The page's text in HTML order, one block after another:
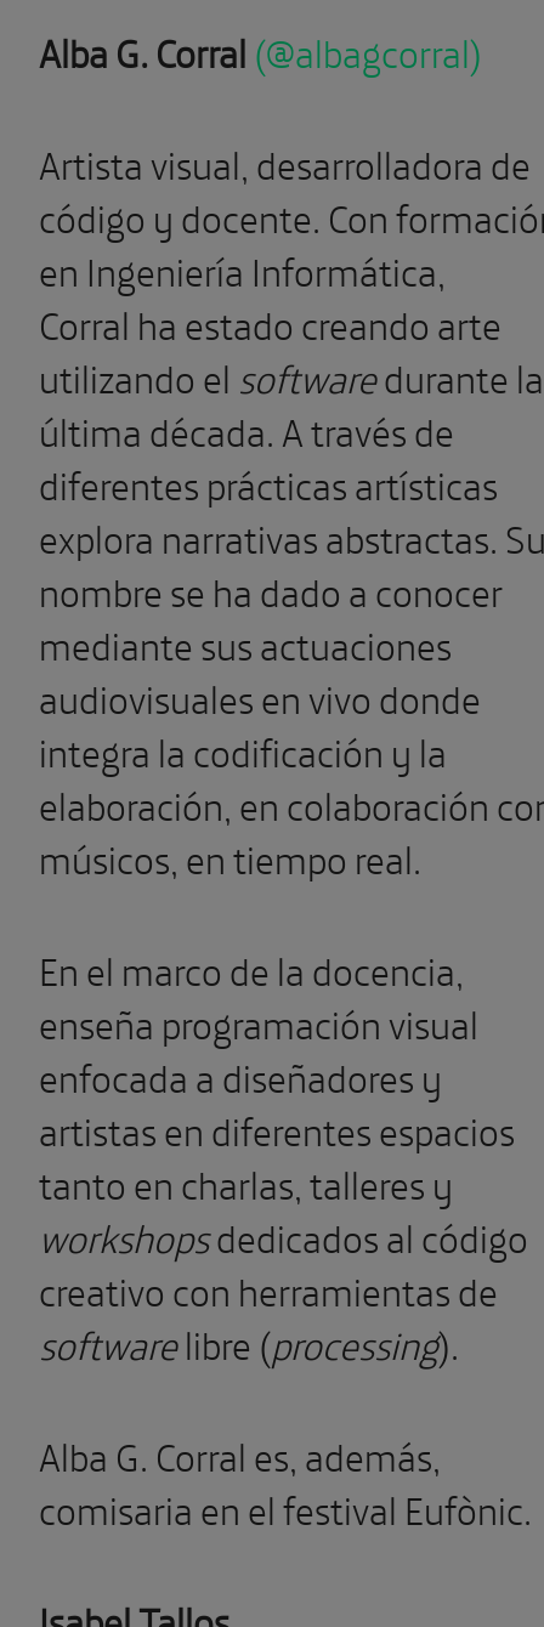
Alba G. Corral(@albagcorral)
Artista visual, desarrolladora de
código y docente. Con
en Ingeniería Informática,
Corral ha estado creando arte
utilizando el softwaredurante la
última década. A través de
diferentes prácticas artísticas
explora narrativas abstractas.
nombre se ha dado a conocer
mediante sus actuaciones
audiovisuales en vivo donde
integra la codificación y la
elaboración, en colaboración
músicos, en tiempo real.
En el marco de la docencia,
enseña programación visual
enfocada a diseñadores y
artistas en diferentes espacios
tanto en charlas, talleres y
workshopsdedicados al código
creativo con herramientas de
softwarelibre (processing).
Alba G. Corral es, además,
comisaria en el festival Eufònic.